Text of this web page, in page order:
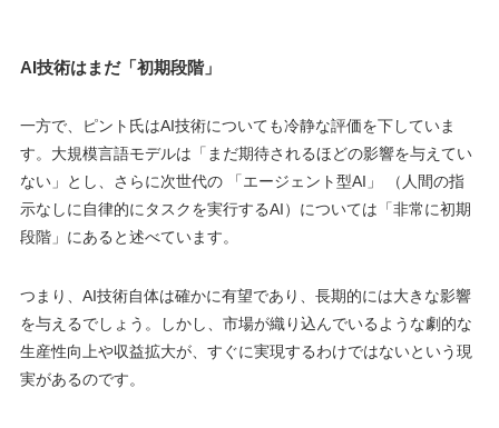
AI技術はまだ「初期段階」
一方で、ピント氏はAI技術についても冷静な評価を下していま
す。大規模言語モデルは「まだ期待されるほどの影響を与えてい
ない」とし、さらに次世代の 「エージェント型AI」 （人間の指
示なしに自律的にタスクを実行するAI）については「非常に初期
段階」にあると述べています。
つまり、AI技術自体は確かに有望であり、長期的には大きな影響
を与えるでしょう。しかし、市場が織り込んでいるような劇的な
生産性向上や収益拡大が、すぐに実現するわけではないという現
実があるのです。